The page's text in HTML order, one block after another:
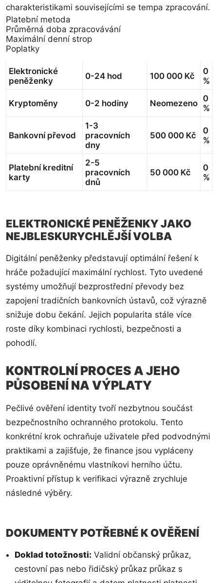
charakteristikami souvisejícími se tempa zpracování.
Platební metoda
Průměrná doba zpracovávání
Maximální denní strop
Poplatky
Elektronické
peněženky
0-24 hod 100 000 Kč
0
%
Kryptoměny 0-2 hodiny Neomezeno 0
%
Bankovní převod
1-3
pracovních
dny
500 000 Kč
0
%
Platební kreditní
karty
2-5
pracovních
dnů
50 000 Kč
0
%
ELEKTRONICKÉ PENĚŽENKY JAKO
NEJBLESKURYCHLĚJŠÍ VOLBA
Digitální peněženky představují optimální řešení k
hráče požadující maximální rychlost. Tyto uvedené
systémy umožňují bezprostřední převody bez
zapojení tradičních bankovních ústavů, což výrazně
snižuje dobu čekání. Jejich popularita stále více
roste díky kombinaci rychlosti, bezpečnosti a
pohodlí.
KONTROLNÍ PROCES A JEHO
PŮSOBENÍ NA VÝPLATY
Pečlivé ověření identity tvoří nezbytnou součást
bezpečnostního ochranného protokolu. Tento
konkrétní krok ochraňuje uživatele před podvodnými
praktikami a zajišťuje, že finance jsou vypláceny
pouze oprávněnému vlastníkovi herního účtu.
Proaktivní přístup k verifikaci výrazně zrychluje
následné výběry.
DOKUMENTY POTŘEBNÉ K OVĚŘENÍ
Doklad totožnosti: Validní občanský průkaz,
cestovní pas nebo řidičský průkaz průkaz s